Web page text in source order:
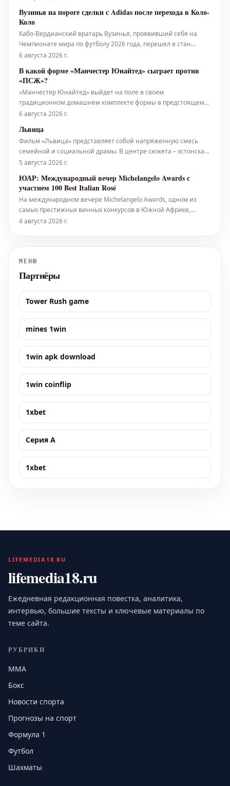
Вузинья на пороге сделки с Adidas после перехода в Коло-
Коло
Кабо-Вердианский вратарь Вузинья, проявивший себя на
Чемпионате мира по футболу 2026 года, перешел в стан
чилийских чемпионов, клуба Коло-Коло. Этот трансфер, по
спонсорскому контракту. Вузинья привлек внимание своим
блестящим выступлен
6 августа 2026 г.
В какой форме «Манчестер Юнайтед» сыграет против
«ПСЖ»?
«Манчестер Юнайтед» выйдет на поле в своем
традиционном домашнем комплекте формы в предстоящем
матче против «Пари Сен-Жермен», который состоится в эту
6 августа 2026 г.
Львица
Фильм «Львица» представляет собой напряженную смесь
семейной и социальной драмы. В центре сюжета – эстонская
санитарка, которая с тревогой наблюдает за тем, как ее дочь-
став частью молодежной группировки. Когд
5 августа 2026 г.
ЮАР: Международный вечер Michelangelo Awards с
участием 100 Best Italian Rosé
На международном вечере Michelangelo Awards, одном из
самых престижных винных конкурсов в Южной Африке,
особое внимание было уделено 100 Best Italian Rosé. Конкурс,
4 августа 2026 г.
МЕНЮ
Партнёры
Tower Rush game
mines 1win
1win apk download
1win coinflip
1xbet
Серия А
1xbet
LIFEMEDIA18.RU
lifemedia18.ru
Ежедневная редакционная повестка, аналитика,
интервью, большие тексты и ключевые материалы по
теме сайта.
РУБРИКИ
MMA
Бокс
Новости спорта
Прогнозы на спорт
Формула 1
Футбол
Шахматы